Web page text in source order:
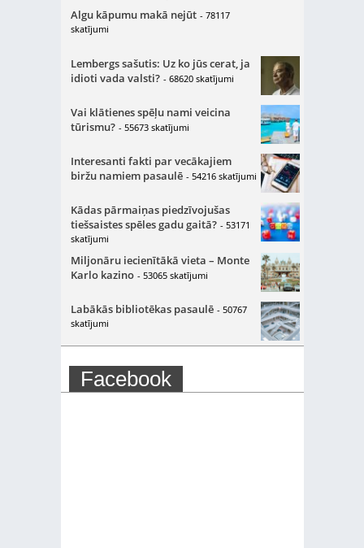
Algu kāpumu makā nejūt - 78117
skatījumi
Lembergs sašutis: Uz ko jūs cerat, ja
idioti vada valsti? - 68620 skatījumi
Vai klātienes spēļu nami veicina
tūrismu? - 55673 skatījumi
Interesanti fakti par vecākajiem
biržu namiem pasaulē - 54216 skatījumi
Kādas pārmaiņas piedzīvojušas
tiešsaistes spēles gadu gaitā? - 53171
skatījumi
Miljonāru iecienītākā vieta – Monte
Karlo kazino - 53065 skatījumi
Labākās bibliotēkas pasaulē - 50767
skatījumi
Facebook